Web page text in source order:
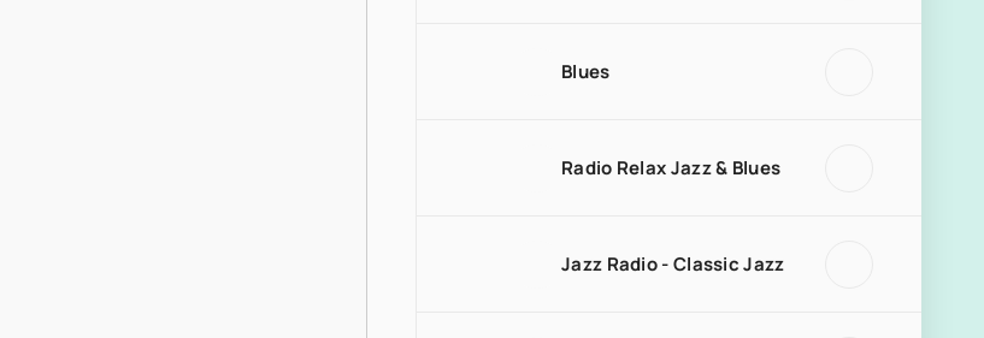
Blues
Radio Relax Jazz & Blues
Jazz Radio - Classic Jazz